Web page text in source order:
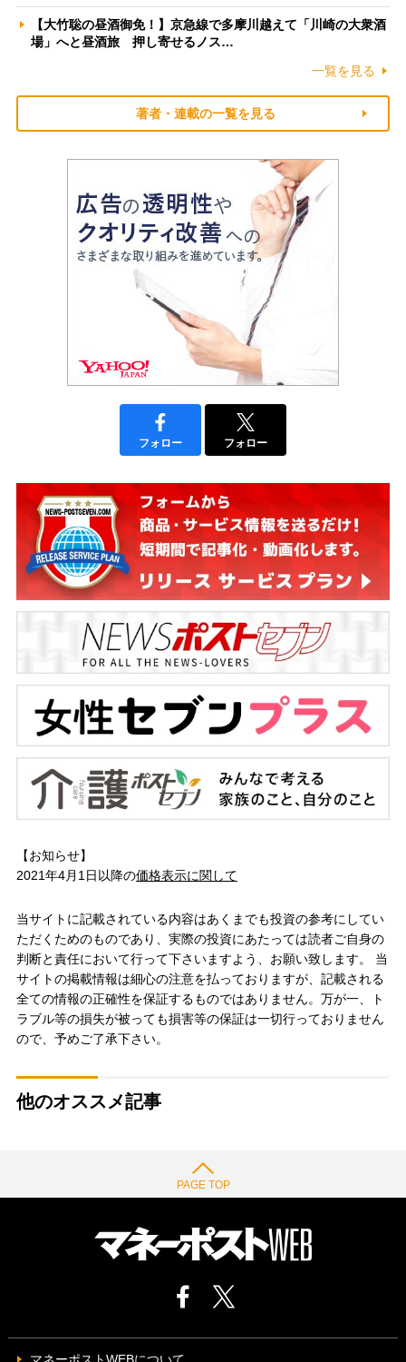
【大竹聡の昼酒御免！】京急線で多摩川越えて「川崎の大衆酒
場」へと昼酒旅 押し寄せるノス…
一覧を見る
著者・連載の一覧を見る
フォロー フォロー
【お知らせ】
2021年4月1日以降の価格表示に関して
当サイトに記載されている内容はあくまでも投資の参考にしてい
ただくためのものであり、実際の投資にあたっては読者ご自身の
判断と責任において行って下さいますよう、お願い致します。 当
サイトの掲載情報は細心の注意を払っておりますが、記載される
全ての情報の正確性を保証するものではありません。万が一、ト
ラブル等の損失が被っても損害等の保証は一切行っておりません
ので、予めご了承下さい。
他のオススメ記事
PAGE TOP